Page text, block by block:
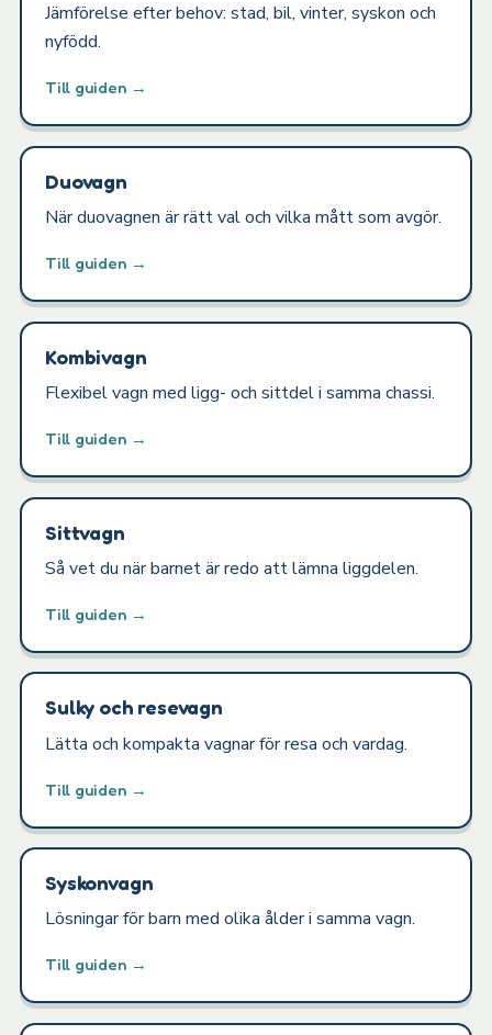
Jämförelse efter behov: stad, bil, vinter, syskon och
nyfödd.
Till guiden →
Duovagn
När duovagnen är rätt val och vilka mått som avgör.
Till guiden →
Kombivagn
Flexibel vagn med ligg- och sittdel i samma chassi.
Till guiden →
Sittvagn
Så vet du när barnet är redo att lämna liggdelen.
Till guiden →
Sulky och resevagn
Lätta och kompakta vagnar för resa och vardag.
Till guiden →
Syskonvagn
Lösningar för barn med olika ålder i samma vagn.
Till guiden →